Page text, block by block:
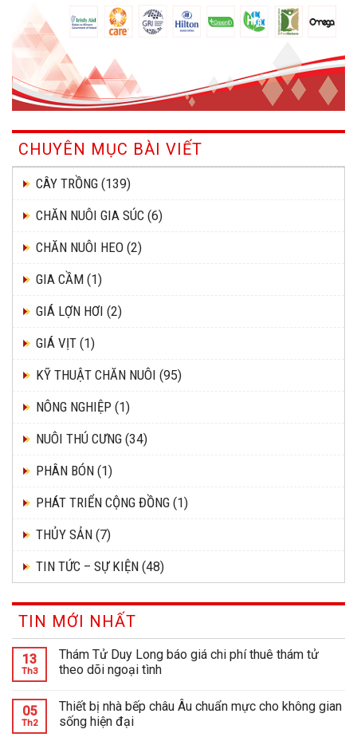
CHUYÊN MỤC BÀI VIẾT
CÂY TRỒNG (139)
CHĂN NUÔI GIA SÚC (6)
CHĂN NUÔI HEO (2)
GIA CẦM (1)
GIÁ LỢN HƠI (2)
GIÁ VỊT (1)
KỸ THUẬT CHĂN NUÔI (95)
NÔNG NGHIỆP (1)
NUÔI THÚ CƯNG (34)
PHÂN BÓN (1)
PHÁT TRIỂN CỘNG ĐỒNG (1)
THỦY SẢN (7)
TIN TỨC – SỰ KIỆN (48)
TIN MỚI NHẤT
13
Th3
Thám Tử Duy Long báo giá chi phí thuê thám tử
theo dõi ngoại tình
05
Th2
Thiết bị nhà bếp châu Âu chuẩn mực cho không gian
sống hiện đại